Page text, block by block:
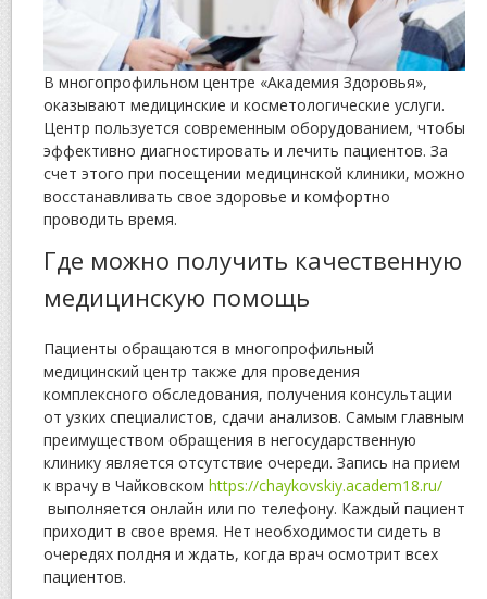
В многопрофильном центре «Академия Здоровья»,
оказывают медицинские и косметологические услуги.
Центр пользуется современным оборудованием, чтобы
эффективно диагностировать и лечить пациентов. За
счет этого при посещении медицинской клиники, можно
восстанавливать свое здоровье и комфортно
проводить время.
Где можно получить качественную
медицинскую помощь
Пациенты обращаются в многопрофильный
медицинский центр также для проведения
комплексного обследования, получения консультации
от узких специалистов, сдачи анализов. Самым главным
преимуществом обращения в негосударственную
клинику является отсутствие очереди. Запись на прием
к врачу в Чайковском https://chaykovskiy.academ18.ru/
выполняется онлайн или по телефону. Каждый пациент
приходит в свое время. Нет необходимости сидеть в
очередях полдня и ждать, когда врач осмотрит всех
пациентов.